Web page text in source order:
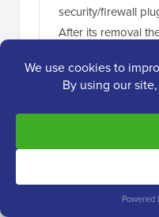
security/firewall
After its removal
long term solution
for debugging.